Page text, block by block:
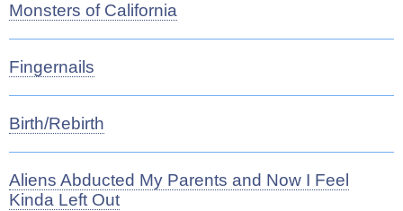
Monsters of California
Fingernails
Birth/Rebirth
Aliens Abducted My Parents and Now I Feel
Kinda Left Out